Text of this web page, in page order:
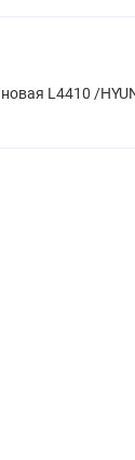
L4410 /